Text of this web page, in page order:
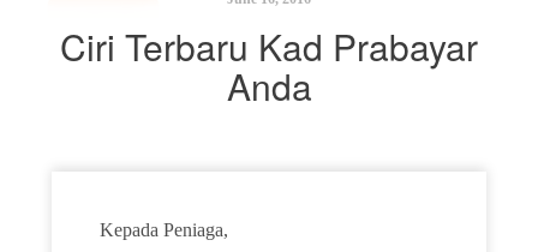
Ciri Terbaru Kad Prabayar
Anda
Kepada Peniaga,